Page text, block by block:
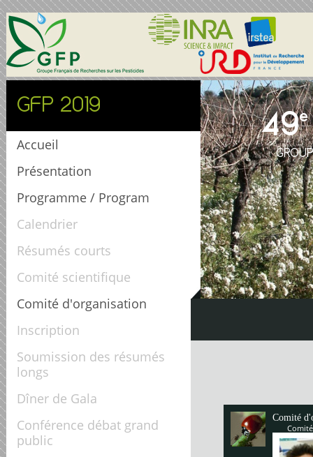
GFP 2019
Accueil
Présentation
Programme / Program
Calendrier
Résumés courts
Comité scientifique
Comité d'organisation
Inscription
Soumission des résumés
longs
Dîner de Gala
Conférence débat grand
public
49e
Comité